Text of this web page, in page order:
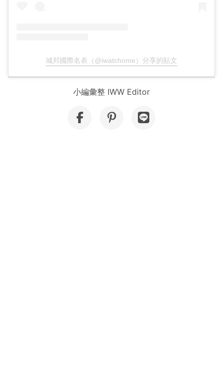
城邦國際名表（@iwatchome）分享的貼文
小編彙整 IWW Editor